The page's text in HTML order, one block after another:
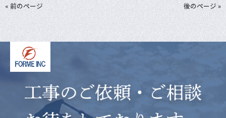
« 前のページ 後のページ »